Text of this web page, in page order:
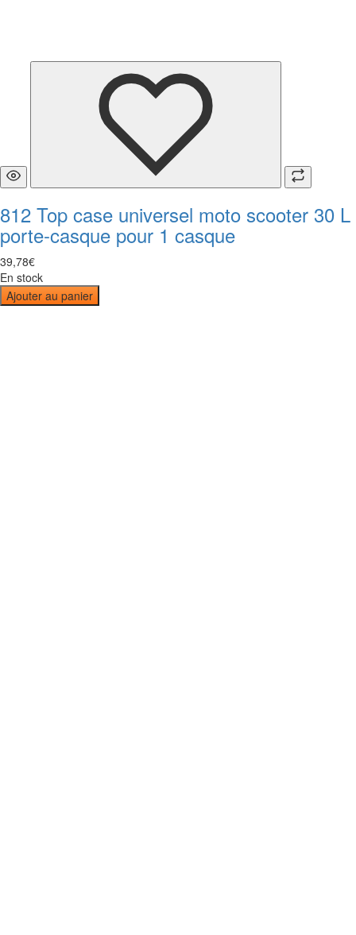
812 Top case universel moto scooter 30 L
porte-casque pour 1 casque
39,78€
En stock
Ajouter au panier